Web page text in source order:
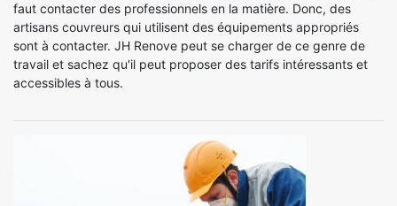
faut contacter des professionnels en la matière. Donc, des
artisans couvreurs qui utilisent des équipements appropriés
sont à contacter. JH Renove peut se charger de ce genre de
travail et sachez qu'il peut proposer des tarifs intéressants et
accessibles à tous.